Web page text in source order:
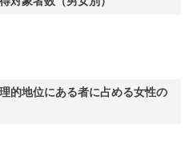
的地位にある者に占める女性の